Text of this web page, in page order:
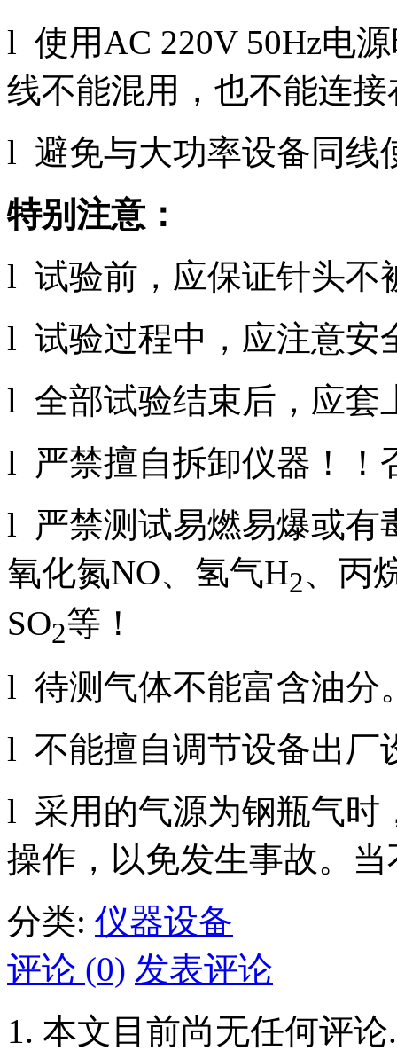
l 使用AC 220V 50Hz电
线不能混用，也不能连
l 避免与大功率设备同线
特别注意：
l 试验前，应保证针头不
l 试验过程中，应注意安
l 全部试验结束后，应套
l 严禁擅自拆卸仪器！！
l 严禁测试易燃易爆或有
氧化氮NO、氢气H2、丙
SO2等！
l 待测气体不能富含油分
l 不能擅自调节设备出厂
l 采用的气源为钢瓶气时
操作，以免发生事故。
分类: 仪器设备
评论 (0) 发表评论
本文目前尚无任何评论.